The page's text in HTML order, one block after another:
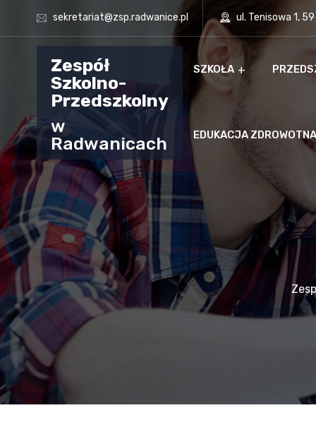
sekretariat@zsp.radwanice.pl ul. Tenisowa 1,
Zespół
Szkolno-
Przedszkolny
w
Radwanicach
SZKOŁA
EDUKACJA ZDROWOTNA